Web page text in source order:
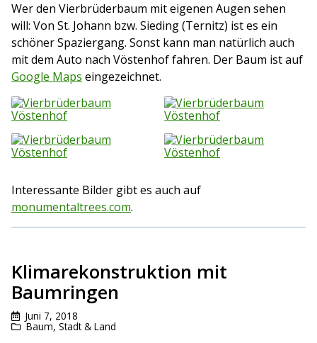
Wer den Vierbrüderbaum mit eigenen Augen sehen
will: Von St. Johann bzw. Sieding (Ternitz) ist es ein
schöner Spaziergang. Sonst kann man natürlich auch
mit dem Auto nach Vöstenhof fahren. Der Baum ist auf
Google Maps eingezeichnet.
Interessante Bilder gibt es auch auf
monumentaltrees.com.
Klimarekonstruktion mit
Baumringen
Juni 7, 2018
Baum, Stadt & Land